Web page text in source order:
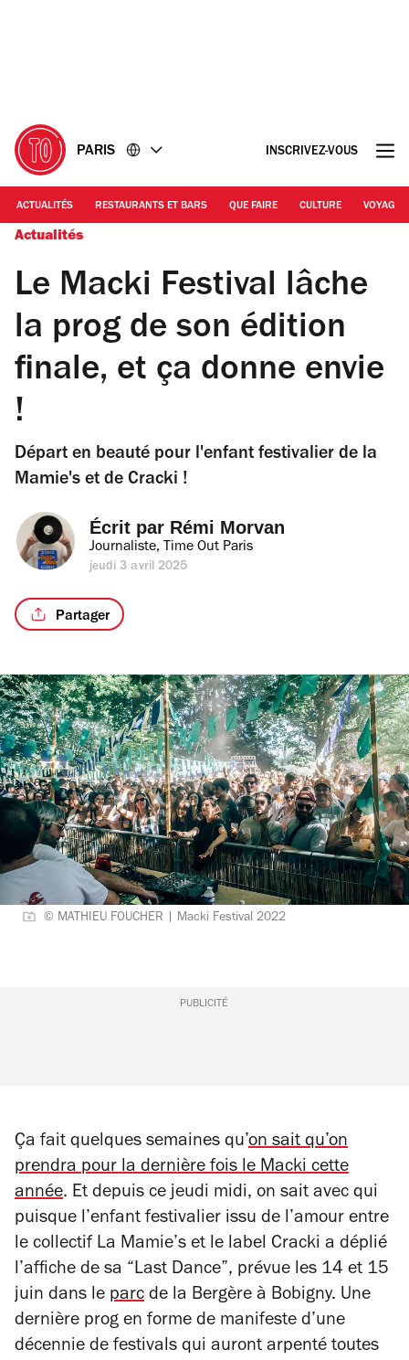
PARIS INSCRIVEZ-VOUS
ACTUALITÉS RESTAURANTS ET BARS QUE FAIRE CULTURE VOYAGE
Actualités
Le Macki Festival lâche
la prog de son édition
finale, et ça donne envie
!
Départ en beauté pour l'enfant festivalier de la
Mamie's et de Cracki !
Écrit par Rémi Morvan
Journaliste, Time Out Paris
jeudi 3 avril 2025
Partager
© MATHIEU FOUCHER | Macki Festival 2022
PUBLICITÉ
Ça fait quelques semaines qu’on sait qu’on
prendra pour la dernière fois le Macki cette
année. Et depuis ce jeudi midi, on sait avec qui
puisque l’enfant festivalier issu de l’amour entre
le collectif La Mamie’s et le label Cracki a déplié
l’affiche de sa “Last Dance”, prévue les 14 et 15
juin dans le parc de la Bergère à Bobigny. Une
dernière prog en forme de manifeste d’une
décennie de festivals qui auront arpenté toutes